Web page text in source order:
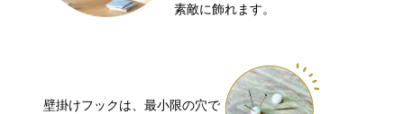
素敵に飾れます。
壁掛けフックは、最小限の穴で